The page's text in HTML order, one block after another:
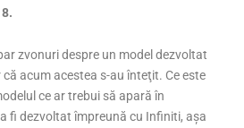
zvonuri despre un model dezvoltat
că acum acestea s-au înteţit. Ce este
ce ar trebui să apară în
fi dezvoltat împreună cu Infiniti, aşa